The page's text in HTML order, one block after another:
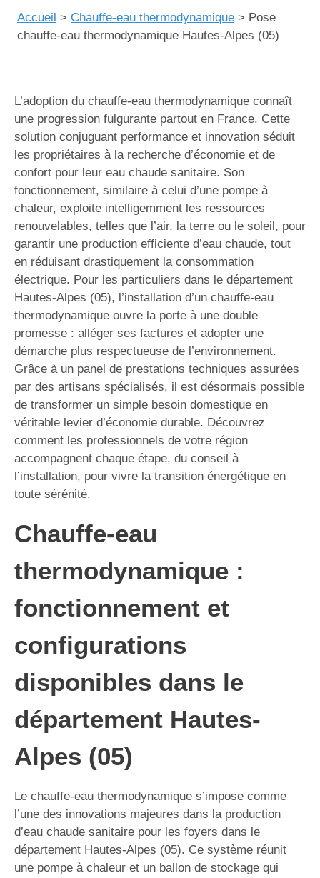
Accueil > Chauffe-eau thermodynamique > Pose
chauffe-eau thermodynamique Hautes-Alpes (05)
L’adoption du chauffe-eau thermodynamique connaît
une progression fulgurante partout en France. Cette
solution conjuguant performance et innovation séduit
les propriétaires à la recherche d’économie et de
confort pour leur eau chaude sanitaire. Son
fonctionnement, similaire à celui d’une pompe à
chaleur, exploite intelligemment les ressources
renouvelables, telles que l’air, la terre ou le soleil, pour
garantir une production efficiente d’eau chaude, tout
en réduisant drastiquement la consommation
électrique. Pour les particuliers dans le département
Hautes-Alpes (05), l’installation d’un chauffe-eau
thermodynamique ouvre la porte à une double
promesse : alléger ses factures et adopter une
démarche plus respectueuse de l’environnement.
Grâce à un panel de prestations techniques assurées
par des artisans spécialisés, il est désormais possible
de transformer un simple besoin domestique en
véritable levier d’économie durable. Découvrez
comment les professionnels de votre région
accompagnent chaque étape, du conseil à
l’installation, pour vivre la transition énergétique en
toute sérénité.
Chauffe-eau
thermodynamique :
fonctionnement et
configurations
disponibles dans le
département Hautes-
Alpes (05)
Le chauffe-eau thermodynamique s’impose comme
l’une des innovations majeures dans la production
d’eau chaude sanitaire pour les foyers dans le
département Hautes-Alpes (05). Ce système réunit
une pompe à chaleur et un ballon de stockage qui